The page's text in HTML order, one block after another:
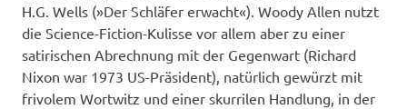
H.G. Wells (»Der Schläfer erwacht«). Woody Allen nutzt
die Science-Fiction-Kulisse vor allem aber zu einer
satirischen Abrechnung mit der Gegenwart (Richard
Nixon war 1973 US-Präsident), natürlich gewürzt mit
frivolem Wortwitz und einer skurrilen Handlung, in der